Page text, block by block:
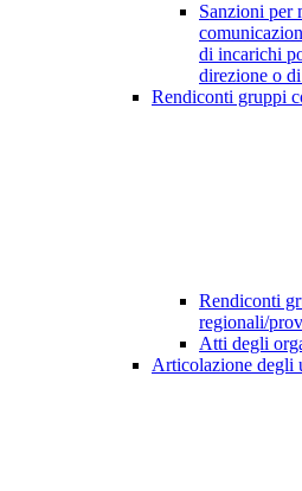
Sanzioni per
di incarichi
direzione o
Rendiconti gruppi
Rendiconti
regionali/
Atti degli
Articolazione degli